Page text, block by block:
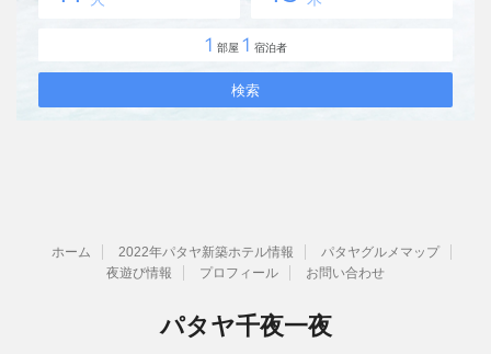
ホーム 2022年パタヤ新築ホテル情報
パタヤグルメマップ
夜遊び情報
プロフィール お問い合わせ
パタヤ千夜一夜